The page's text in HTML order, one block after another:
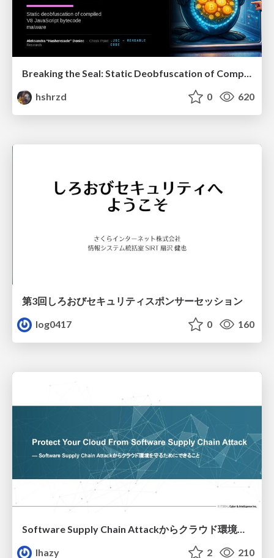
Breaking the Seal: Static Deobfuscation of Compiled V8 JavaScript Bytecode Malware
hshrzd
0 620
第3回しろおびセキュリティスポンサーセッション
log0417
0 160
lhazy
2 210